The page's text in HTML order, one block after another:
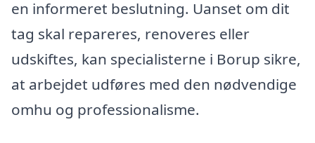
en informeret beslutning. Uanset om dit
tag skal repareres, renoveres eller
udskiftes, kan specialisterne i Borup sikre,
at arbejdet udføres med den nødvendige
omhu og professionalisme.